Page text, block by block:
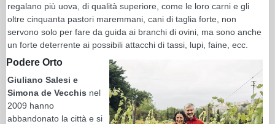
regalano più uova, di qualità superiore, come le loro carni e gli
oltre cinquanta pastori maremmani, cani di taglia forte, non
servono solo per fare da guida ai branchi di ovini, ma sono anche
un forte deterrente ai possibili attacchi di tassi, lupi, faine, ecc.
Podere Orto
Giuliano Salesi e
Simona de Vecchis nel
2009 hanno
abbandonato la città e si